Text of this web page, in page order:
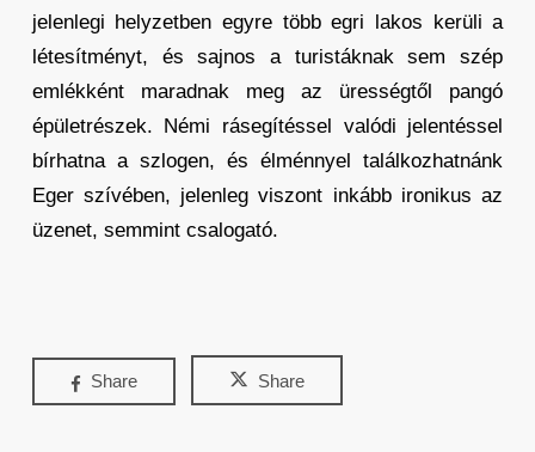
jelenlegi helyzetben egyre több egri lakos kerüli a
létesítményt, és sajnos a turistáknak sem szép
emlékként maradnak meg az ürességtől pangó
épületrészek. Némi rásegítéssel valódi jelentéssel
bírhatna a szlogen, és élménnyel találkozhatnánk
Eger szívében, jelenleg viszont inkább ironikus az
üzenet, semmint csalogató.
Share Share